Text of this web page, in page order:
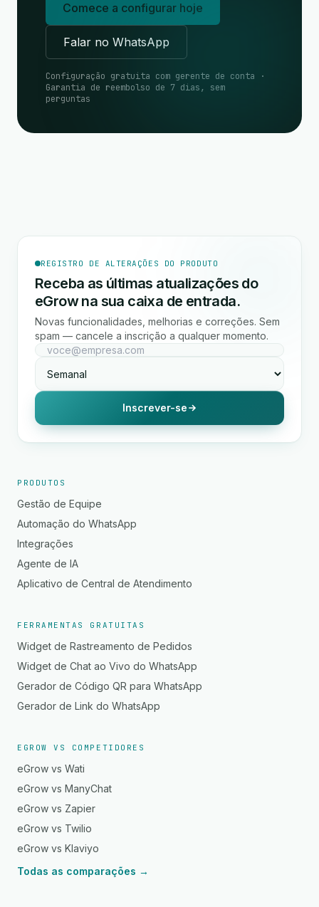
Comece a configurar hoje
Falar no WhatsApp
Configuração gratuita com gerente de conta ·
Garantia de reembolso de 7 dias, sem
perguntas
REGISTRO DE ALTERAÇÕES DO PRODUTO
Receba as últimas atualizações do
eGrow na sua caixa de entrada.
Novas funcionalidades, melhorias e correções. Sem
spam — cancele a inscrição a qualquer momento.
Inscrever-se
PRODUTOS
Gestão de Equipe
Automação do WhatsApp
Integrações
Agente de IA
Aplicativo de Central de Atendimento
FERRAMENTAS GRATUITAS
Widget de Rastreamento de Pedidos
Widget de Chat ao Vivo do WhatsApp
Gerador de Código QR para WhatsApp
Gerador de Link do WhatsApp
EGROW VS COMPETIDORES
eGrow vs Wati
eGrow vs ManyChat
eGrow vs Zapier
eGrow vs Twilio
eGrow vs Klaviyo
Todas as comparações →